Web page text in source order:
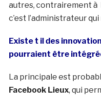
autres, contrairement à
c’est l’administrateur
Existe t il des
pourraient être
La principale est
Facebook Lieux, qui